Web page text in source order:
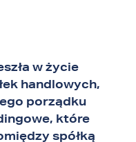
w życie
handlowych,
porządku
które
spółką